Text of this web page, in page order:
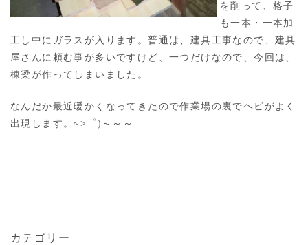
を削って、格子
も一本・一本加
工し中にガラスが入ります。普通は、建具工事なので、建具
屋さんに頼む事が多いですけど、一つだけなので、今回は、
棟梁が作ってしまいました。
なんだか最近暖かくなってきたので作業場の裏でヘビがよく
出現します。~>゜)～～～
カテゴリー